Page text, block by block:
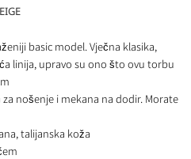
basic model. Vječna klasika,
linija, upravo su ono što ovu torbu
nošenje i mekana na dodir. Morate
talijanska koža